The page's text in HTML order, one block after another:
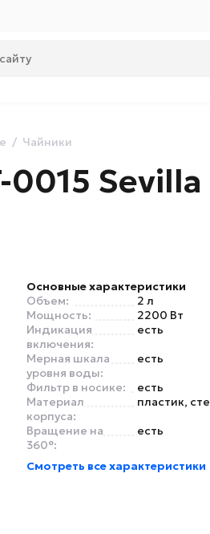
Чайники
0015 Sevilla
Основные характеристики
Объем:
2 л
Мощность:
2200 Вт
Индикация
включения:
есть
Мерная шкала
уровня воды:
есть
Фильтр в носике:
есть
Материал
корпуса:
пластик,
Вращение на
360°:
есть
Смотреть все характеристики